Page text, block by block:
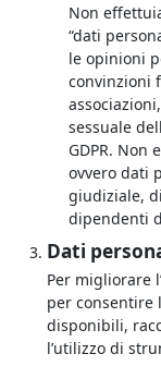
Non
“dati
le opinioni
convinzioni
sessuale
GDPR.
ovvero dati
giudiziale,
dipendenti
Dati
Per migliorare
per consentire
disponibili,
l’utilizzo di